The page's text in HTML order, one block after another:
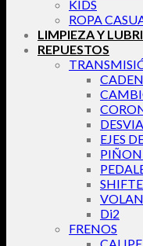
KIDS
ROPA
LIMPIEZA Y
REPUESTOS
EJES
Di2
FRENOS